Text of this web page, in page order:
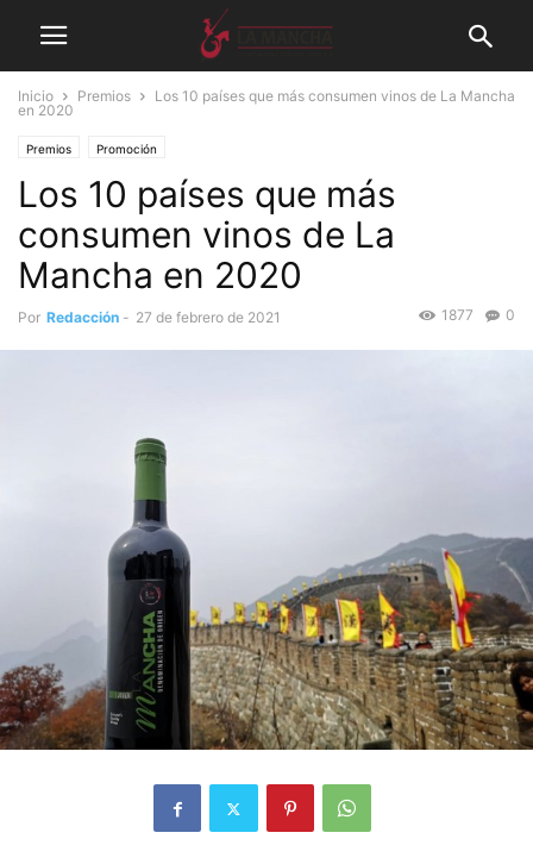
Inicio Premios
Los 10 países que más consumen vinos de La Mancha
en 2020
Premios Promoción
Los 10 países que más
consumen vinos de La
Mancha en 2020
Por Redacción - 27 de febrero de 2021 0
1877